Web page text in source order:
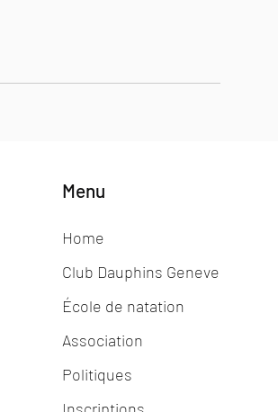
Menu
Home
Club Dauphins Geneve
École de natation
Association
Politiques